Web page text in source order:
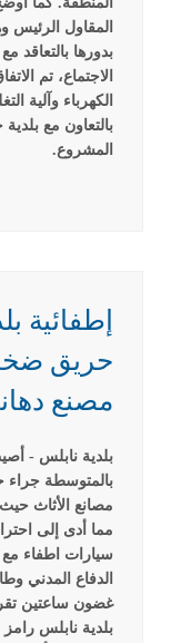
بدورها
الاجتماع، تم
الكهرباء وآلية
بالتعاون مع
المشروع.
إطفائية
حريق
مصنع
بلدية نابلس -
بالمتوسطة جراء
مصانع الأثاث
مما أدى إلى
سيارات اطفاء
الدفاع المدني
غضون ساعتين
بلدية نابلس رامز